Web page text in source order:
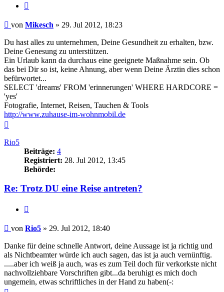
Beitrag
von Mikesch » 29. Jul 2012, 18:23
Du hast alles zu unternehmen, Deine Gesundheit zu erhalten, bzw.
Deine Genesung zu unterstützen.
Ein Urlaub kann da durchaus eine geeignete Maßnahme sein. Ob
das bei Dir so ist, keine Ahnung, aber wenn Deine Ärztin dies schon
befürwortet...
SELECT 'dreams' FROM 'erinnerungen' WHERE HARDCORE =
'yes'
Fotografie, Internet, Reisen, Tauchen & Tools
http://www.zuhause-im-wohnmobil.de
Rio5
Beiträge: 4
Registriert: 28. Jul 2012, 13:45
Behörde:
Re: Trotz DU eine Reise antreten?
Beitrag
von Rio5 » 29. Jul 2012, 18:40
Danke für deine schnelle Antwort, deine Aussage ist ja richtig und
als Nichtbeamter würde ich auch sagen, das ist ja auch vernünftig.
.....aber ich weiß ja auch, was es zum Teil doch für verkorkste nicht
nachvollziehbare Vorschriften gibt...da beruhigt es mich doch
ungemein, etwas schriftliches in der Hand zu haben(-: